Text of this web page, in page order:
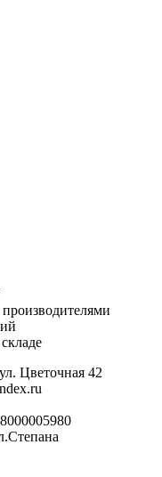
Цветочная 42